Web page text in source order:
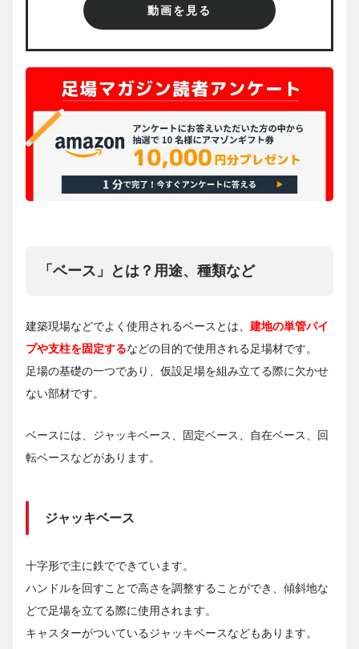
動画を見る
「ベース」とは？用途、種類など
建築現場などでよく使用されるベースとは、 建地の単管パイ
プや支柱を固定するなどの目的で使用される足場材です。
足場の基礎の一つであり、仮設足場を組み立てる際に欠かせ
ない部材です。
ベースには、ジャッキベース、固定ベース、自在ベース、回
転ベースなどがあります。
ジャッキベース
十字形で主に鉄でできています。
ハンドルを回すことで高さを調整することができ、傾斜地な
どで足場を立てる際に使用されます。
キャスターがついているジャッキベースなどもあります。